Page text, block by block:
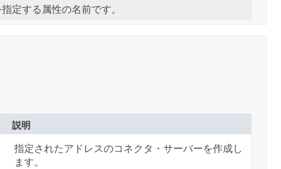
定する属性の名前です。
説明
指定されたアドレスのコネクタ・サーバーを作成し
ます。